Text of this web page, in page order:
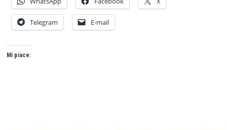
Telegram E-mail
Mi piace: